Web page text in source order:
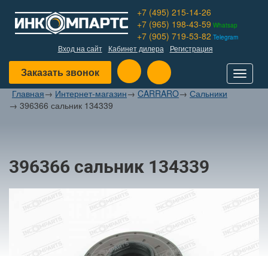
+7 (495) 215-14-26
+7 (965) 198-43-59 Whatsap
+7 (905) 719-53-82 Telegram
Вход на сайт Кабинет дилера Регистрация
Заказать звонок
Toggle
Главная→ Интернет-магазин→ CARRARO→ Сальники
→ 396366 сальник 134339
396366 сальник 134339